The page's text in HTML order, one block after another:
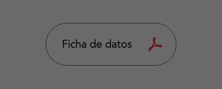
Ficha de datos